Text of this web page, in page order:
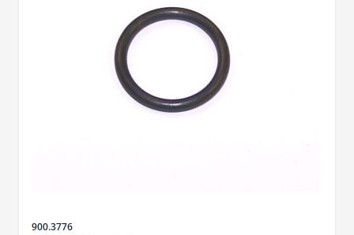
Sku
900.3776